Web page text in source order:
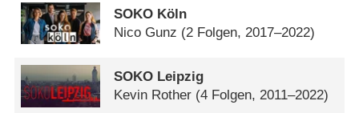
SOKO Köln
Nico Gunz (2 Folgen, 2017–2022)
SOKO Leipzig
Kevin Rother (4 Folgen, 2011–2022)